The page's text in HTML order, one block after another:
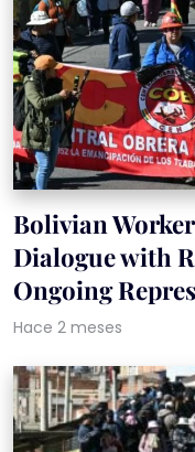
Bolivian
Dialogue with
Ongoing
Hace 2 meses